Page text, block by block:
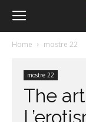
Home mostre 22
mostre 22
The